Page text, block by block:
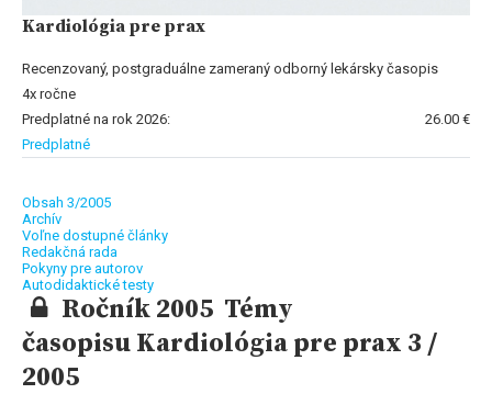
Kardiológia pre prax
Recenzovaný, postgraduálne zameraný odborný lekársky časopis
4x ročne
Predplatné na rok 2026:
26.00 €
Predplatné
Obsah 3/2005
Archív
Voľne dostupné články
Redakčná rada
Pokyny pre autorov
Autodidaktické testy
Ročník 2005 Témy
časopisu Kardiológia pre prax 3 /
2005